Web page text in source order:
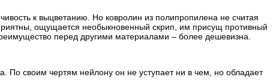
к выцветанию. Но ковролин из полипропилена не считая
ощущается необыкновенный скрип, им присущ противный
перед другими материалами – более дешевизна.
По своим чертям нейлону он не уступает ни в чем, но обладает